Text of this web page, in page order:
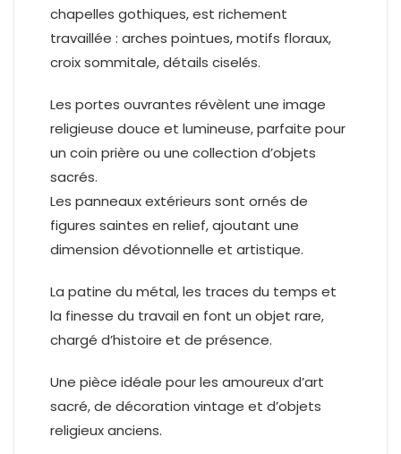
chapelles gothiques, est richement
travaillée : arches pointues, motifs floraux,
croix sommitale, détails ciselés.
Les portes ouvrantes révèlent une image
religieuse douce et lumineuse, parfaite pour
un coin prière ou une collection d’objets
sacrés.
Les panneaux extérieurs sont ornés de
figures saintes en relief, ajoutant une
dimension dévotionnelle et artistique.
La patine du métal, les traces du temps et
la finesse du travail en font un objet rare,
chargé d’histoire et de présence.
Une pièce idéale pour les amoureux d’art
sacré, de décoration vintage et d’objets
religieux anciens.